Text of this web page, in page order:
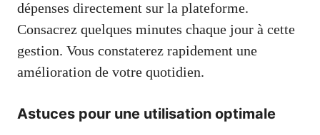
dépenses directement sur la plateforme.
Consacrez quelques minutes chaque jour à cette
gestion. Vous constaterez rapidement une
amélioration de votre quotidien.
Astuces pour une utilisation optimale